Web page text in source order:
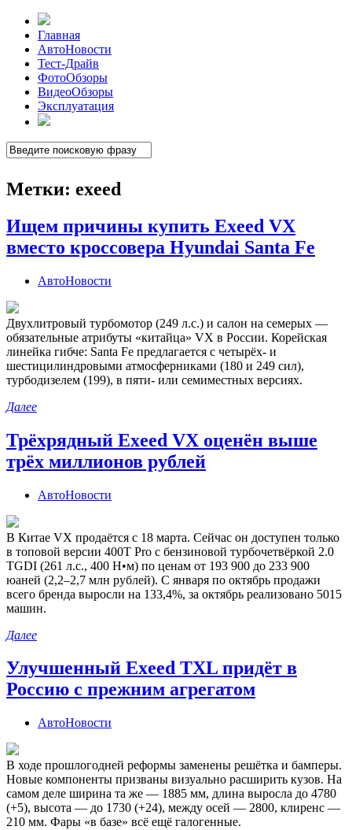
Главная
АвтоНовости
Тест-Драйв
ФотоОбзоры
ВидеоОбзоры
Эксплуатация
Метки: exeed
Ищем причины купить Exeed VX
вместо кроссовера Hyundai Santa Fe
АвтоНовости
Двухлитровый турбомотор (249 л.с.) и салон на семерых —
обязательные атрибуты «китайца» VX в России. Корейская
линейка гибче: Santa Fe предлагается с четырёх- и
шестицилиндровыми атмосферниками (180 и 249 сил),
турбодизелем (199), в пяти- или семиместных версиях.
Далее
Трёхрядный Exeed VX оценён выше
трёх миллионов рублей
АвтоНовости
В Китае VX продаётся с 18 марта. Сейчас он доступен только
в топовой версии 400T Pro с бензиновой турбочетвёркой 2.0
TGDI (261 л.с., 400 Н•м) по ценам от 193 900 до 233 900
юаней (2,2–2,7 млн рублей). С января по октябрь продажи
всего бренда выросли на 133,4%, за октябрь реализовано 5015
машин.
Далее
Улучшенный Exeed TXL придёт в
Россию с прежним агрегатом
АвтоНовости
В ходе прошлогодней реформы заменены решётка и бамперы.
Новые компоненты призваны визуально расширить кузов. На
самом деле ширина та же — 1885 мм, длина выросла до 4780
(+5), высота — до 1730 (+24), между осей — 2800, клиренс —
210 мм. Фары «в базе» всё ещё галогенные.